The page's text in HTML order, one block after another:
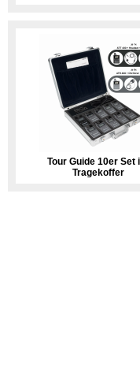
Tour Guide 10er Set
Tragekoffer